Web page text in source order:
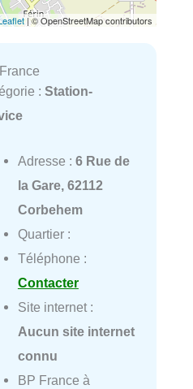
| © OpenStreetMap contributors
: Station-
Adresse : 6 Rue de
la Gare, 62112
Corbehem
Quartier :
Téléphone :
Contacter
Site internet :
Aucun site internet
connu
BP France à